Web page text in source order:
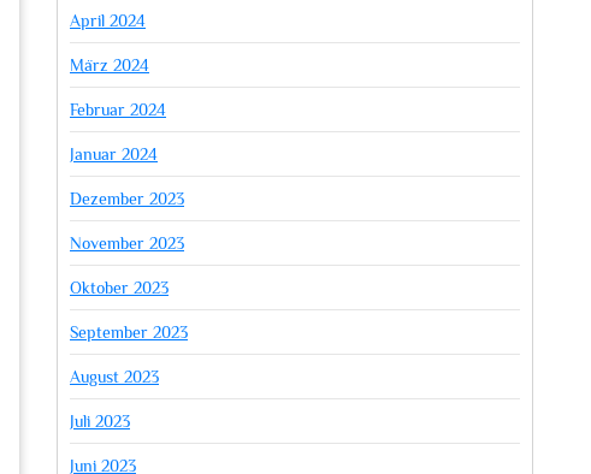
April 2024
März 2024
Februar 2024
Januar 2024
Dezember 2023
November 2023
Oktober 2023
September 2023
August 2023
Juli 2023
Juni 2023